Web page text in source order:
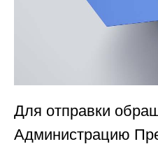
Для отправки
Администрацию